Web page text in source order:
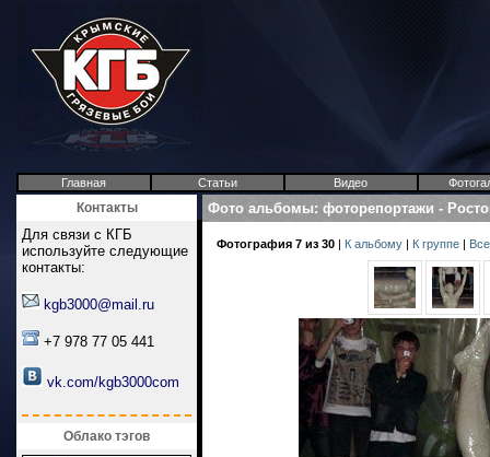
Главная Статьи Видео
Контакты
Для связи с КГБ
используйте следующие
контакты:
kgb3000@mail.ru
+7 978 77 05 441
vk.com/kgb3000com
Облако тэгов
Фото альбомы: фоторепортажи -
Фотография 7 из 30 | К альбому | К группе |